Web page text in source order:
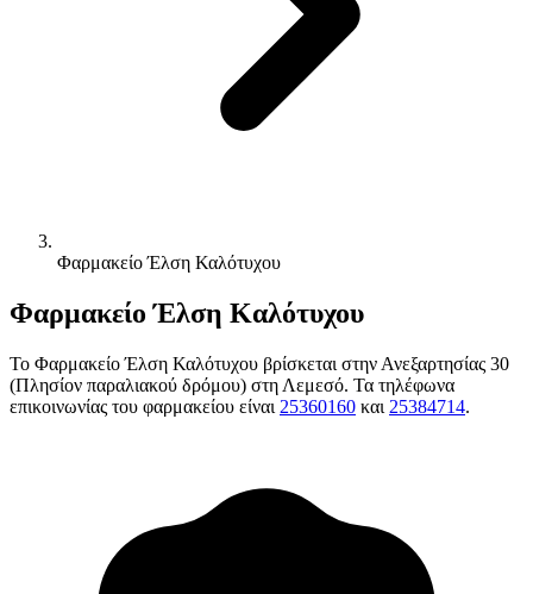
Φαρμακείο Έλση Καλότυχου
Φαρμακείο Έλση Καλότυχου
Το Φαρμακείο Έλση Καλότυχου βρίσκεται στην Ανεξαρτησίας 30
(Πλησίον παραλιακού δρόμου) στη Λεμεσό. Τα τηλέφωνα
επικοινωνίας του φαρμακείου είναι 25360160 και 25384714.